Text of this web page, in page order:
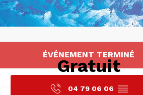
ÉVÉNEMENT TERMINÉ
Gratuit
04 79 06 06 ▒▒